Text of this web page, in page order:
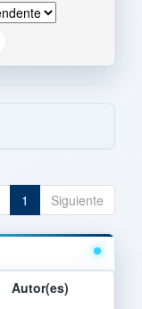
1 Siguiente
Autor(es)